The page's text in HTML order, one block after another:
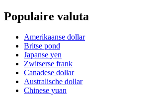
Populaire valuta
Amerikaanse dollar
Britse pond
Japanse yen
Zwitserse frank
Canadese dollar
Australische dollar
Chinese yuan